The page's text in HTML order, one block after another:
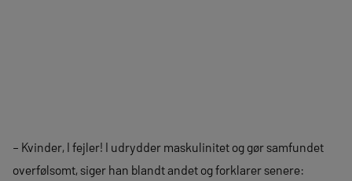
– Kvinder, I fejler! I udrydder maskulinitet og gør samfundet
overfølsomt, siger han blandt andet og forklarer senere: